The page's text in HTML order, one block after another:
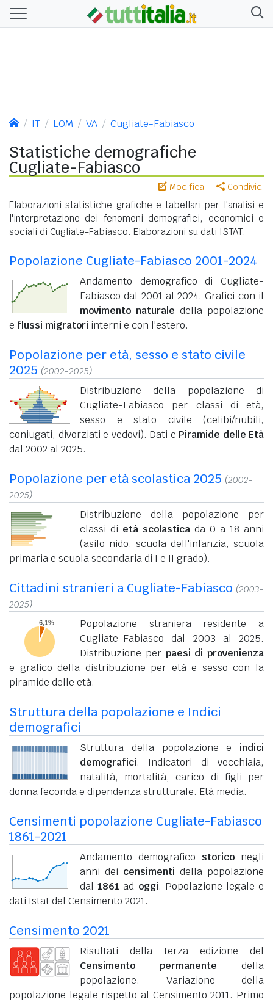
IT LOM VA Cugliate-Fabiasco
Statistiche demografiche
Cugliate-Fabiasco
Modifica Condividi
Elaborazioni statistiche grafiche e tabellari per l'analisi e
l'interpretazione dei fenomeni demografici, economici e
sociali di Cugliate-Fabiasco. Elaborazioni su dati ISTAT.
Popolazione Cugliate-Fabiasco 2001-2024
Andamento demografico di Cugliate-
Fabiasco dal 2001 al 2024. Grafici con il
movimento naturale della popolazione
e flussi migratori interni e con l'estero.
Popolazione per età, sesso e stato civile
2025 (2002-2025)
Distribuzione della popolazione di
Cugliate-Fabiasco per classi di età,
sesso e stato civile (celibi/nubili,
coniugati, divorziati e vedovi). Dati e Piramide delle Età
dal 2002 al 2025.
Popolazione per età scolastica 2025 (2002-
2025)
Distribuzione della popolazione per
classi di età scolastica da 0 a 18 anni
(asilo nido, scuola dell'infanzia, scuola
primaria e scuola secondaria di I e II grado).
Cittadini stranieri a Cugliate-Fabiasco (2003-
2025)
Popolazione straniera residente a
Cugliate-Fabiasco dal 2003 al 2025.
Distribuzione per paesi di provenienza
e grafico della distribuzione per età e sesso con la
piramide delle età.
Struttura della popolazione e Indici
demografici
Struttura della popolazione e indici
demografici. Indicatori di vecchiaia,
natalità, mortalità, carico di figli per
donna feconda e dipendenza strutturale. Età media.
Censimenti popolazione Cugliate-Fabiasco
1861-2021
Andamento demografico storico negli
anni dei censimenti della popolazione
dal1861 ad oggi. Popolazione legale e
dati Istat del Censimento 2021.
Censimento 2021
Risultati della terza edizione del
Censimento permanente della
popolazione. Variazione della
popolazione legale rispetto al Censimento 2011. Primo